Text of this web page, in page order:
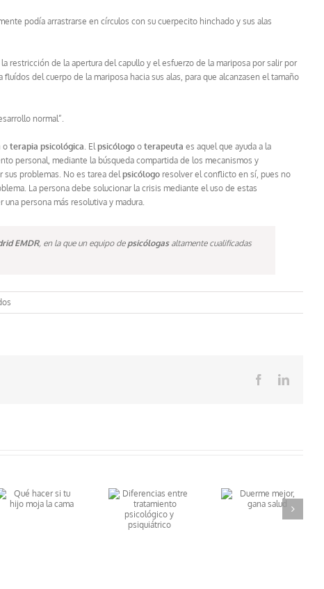
podía arrastrarse en círculos con su cuerpecito hinchado y sus alas
restricción de la apertura del capullo y el esfuerzo de la mariposa por salir por
del cuerpo de la mariposa hacia sus alas, para que alcanzasen el tamaño
normal”.
o terapia psicológica. Elpsicólogo o terapeuta es aquel que ayuda a la
personal, mediante la búsqueda compartida de los mecanismos y
sus problemas. No es tarea delpsicólogo resolver el conflicto en sí, pues no
La persona debe solucionar la crisis mediante el uso de estas
persona más resolutiva y madura.
EMDR, en la que un equipo de psicólogasaltamente cualificadas
La
FacebookLinkedIn
Diferencias
entre
Duerme
mejor, gana
salud